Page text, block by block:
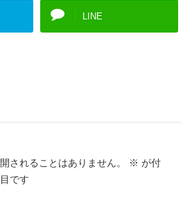
LINE
されることはありません。 ※ が付
です